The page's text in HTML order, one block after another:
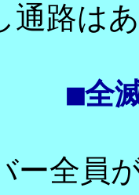
通路は
■全
ー全員